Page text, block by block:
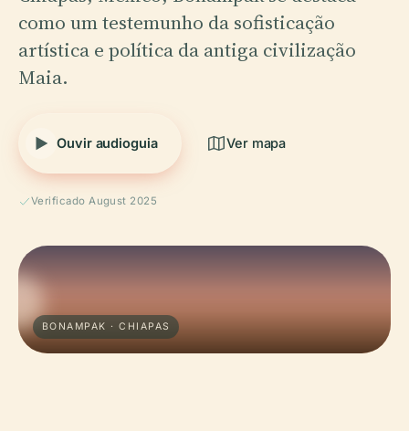
como um testemunho da sofisticação
artística e política da antiga civilização
Maia.
Ouvir audioguia Ver mapa
Verificado August 2025
BONAMPAK · CHIAPAS